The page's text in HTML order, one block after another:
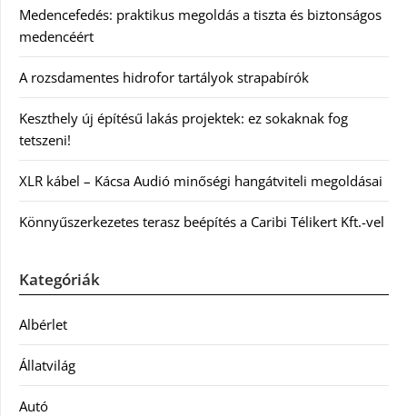
Medencefedés: praktikus megoldás a tiszta és biztonságos
medencéért
A rozsdamentes hidrofor tartályok strapabírók
Keszthely új építésű lakás projektek: ez sokaknak fog
tetszeni!
XLR kábel – Kácsa Audió minőségi hangátviteli megoldásai
Könnyűszerkezetes terasz beépítés a Caribi Télikert Kft.-vel
Kategóriák
Albérlet
Állatvilág
Autó